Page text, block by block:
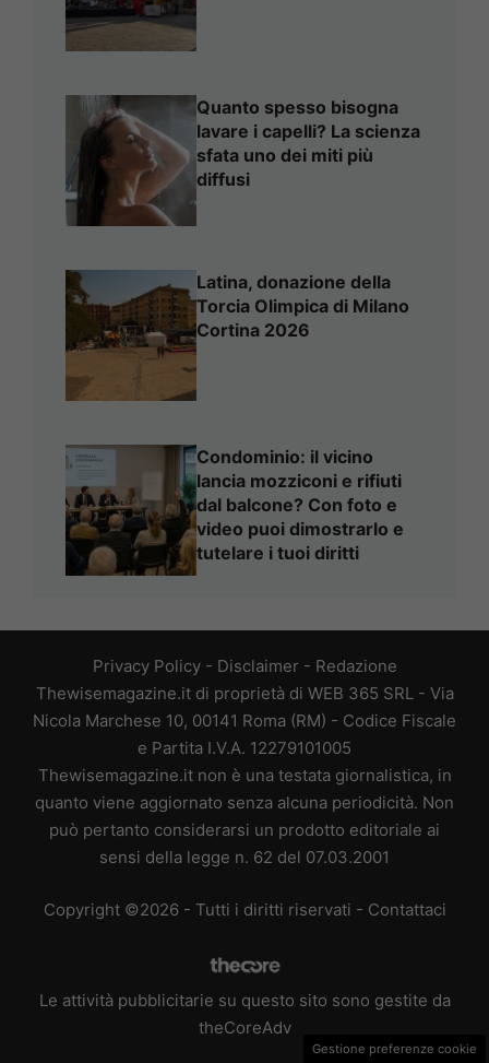
Quanto spesso bisogna
lavare i capelli? La scienza
sfata uno dei miti più
diffusi
Latina, donazione della
Torcia Olimpica di Milano
Cortina 2026
Condominio: il vicino
lancia mozziconi e rifiuti
dal balcone? Con foto e
video puoi dimostrarlo e
tutelare i tuoi diritti
Privacy Policy- Disclaimer - Redazione
Thewisemagazine.it di proprietà di WEB 365 SRL - Via
Nicola Marchese 10, 00141 Roma (RM) - Codice Fiscale
e Partita I.V.A. 12279101005
Thewisemagazine.it non è una testata giornalistica, in
quanto viene aggiornato senza alcuna periodicità. Non
può pertanto considerarsi un prodotto editoriale ai
sensi della legge n. 62 del 07.03.2001
Copyright ©2026 - Tutti i diritti riservati - Contattaci
Le attività pubblicitarie su questo sito sono gestite da
theCoreAdv
Gestione preferenze cookie